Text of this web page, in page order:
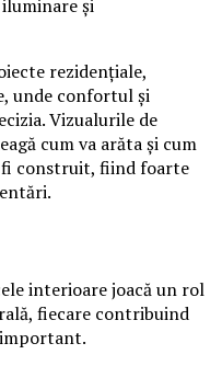
și
rezidențiale,
unde confortul și
Vizualurile de
cum va arăta și cum
fi construit, fiind foarte
interioare joacă un rol
fiecare contribuind